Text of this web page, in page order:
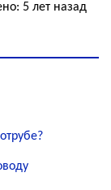
5 лет назад